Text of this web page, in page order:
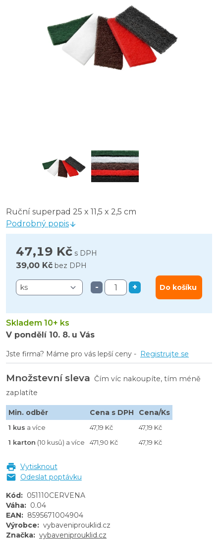
Ruční superpad 25 x 11,5 x 2,5 cm
Podrobný popis
47,19 Kč s DPH
39,00 Kč bez DPH
- + Do košíku
Skladem 10+ ks
V pondělí 10. 8. u Vás
Jste firma? Máme pro vás lepší ceny - Registrujte se
Množstevní sleva Čím víc nakoupíte, tím méně
zaplatíte
Min. odběr Cena s DPH Cena/Ks
1 kus a více 47,19 Kč
47,19 Kč
1 karton (10 kusů) a více 471,90 Kč 47,19 Kč
Vytisknout
Odeslat poptávku
Kód: 051110CERVENA
Váha: 0.04
EAN: 8595671004904
Výrobce: vybaveniprouklid.cz
Značka: vybaveniprouklid.cz